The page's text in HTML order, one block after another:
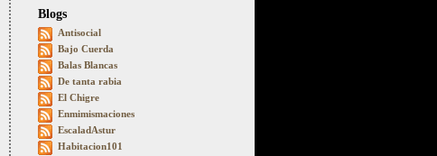
Blogs
Antisocial
Bajo Cuerda
Balas Blancas
De tanta rabia
El Chigre
Enmimismaciones
EscaladAstur
Habitacion101